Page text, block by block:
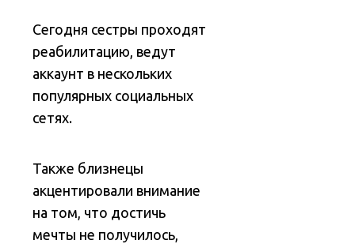
Сегодня сестры проходят
реабилитацию, ведут
аккаунт в нескольких
популярных социальных
сетях.
Также близнецы
акцентировали внимание
на том, что достичь
мечты не получилось,